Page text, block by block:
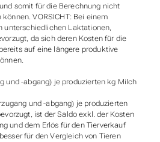
somit für die Berechnung nicht
VORSICHT: Bei einem
unterschiedlichen Laktationen,
da sich deren Kosten für die
auf eine längere produktive
und -abgang) je produzierten kg Milch
und -abgang) je produzierten
ist der Saldo exkl. der Kosten
und dem Erlös für den Tierverkauf
für den Vergleich von Tieren